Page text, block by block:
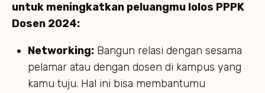
untuk meningkatkan peluangmu lolos PPPK
Dosen 2024:
Networking: Bangun relasi dengan sesama
pelamar atau dengan dosen di kampus yang
kamu tuju. Hal ini bisa membantumu